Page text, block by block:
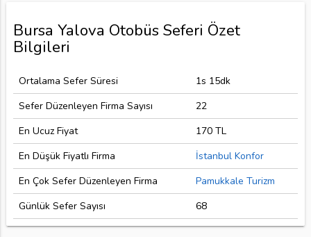
Bursa Yalova Otobüs Seferi Özet
Bilgileri
Ortalama Sefer Süresi
1s 15dk
Sefer Düzenleyen Firma Sayısı
22
En Ucuz Fiyat
170 TL
En Düşük Fiyatlı Firma
İstanbul Konfor
En Çok Sefer Düzenleyen Firma
Pamukkale Turizm
Günlük Sefer Sayısı
68